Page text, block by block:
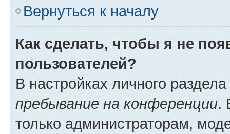
Вернуться к началу
Как сделать, чтобы я не
пользователей?
В настройках личного
пребывание на конференции.
только администраторам,